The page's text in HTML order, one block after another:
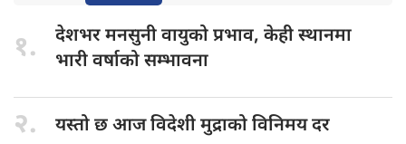
१. देशभर मनसुनीवायुको प्रभाव, केही स्थानमा
भारी वर्षाको सम्भावना
२. यस्तो छआज विदेशी मुद्राको विनिमय दर